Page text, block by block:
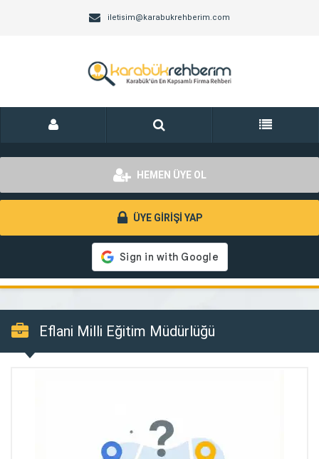
iletisim@karabukrehberim.com
HEMEN ÜYE OL
ÜYE GİRİŞİ YAP
Eflani Milli Eğitim Müdürlüğü